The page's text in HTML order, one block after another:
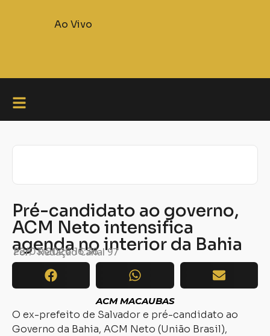
Ao Vivo
Pré-candidato ao governo,
ACM Neto intensifica
agenda no interior da Bahia
Por: Redação Canal 97
22/03/2026 16:36
ACM MACAUBAS
O ex-prefeito de Salvador e pré-candidato ao
Governo da Bahia, ACM Neto (União Brasil),